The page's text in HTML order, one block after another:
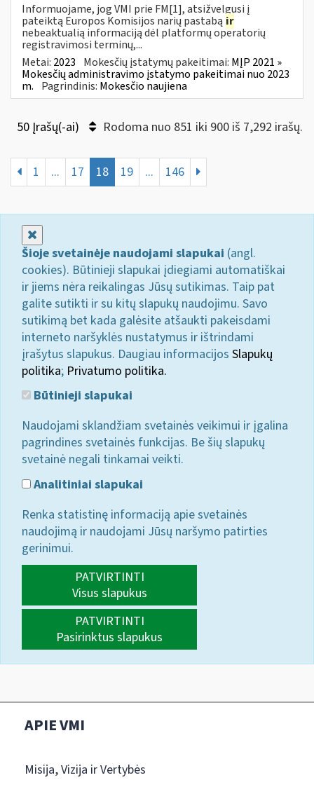
Informuojame, jog VMI prie FM[1], atsižvelgusi į
pateiktą Europos Komisijos narių pastabą ir
nebeaktualią informaciją dėl platformų operatorių
registravimosi terminų,...
Metai: 2023 Mokesčių įstatymų pakeitimai: MĮP 2021 »
Mokesčių administravimo įstatymo pakeitimai nuo 2023
m. Pagrindinis: Mokesčio naujiena
50 Įrašų(-ai) Rodoma nuo 851 iki 900 iš 7,292 irašų.
1 ... 17 18 19 ... 146
Šioje svetainėje naudojami slapukai (angl.
cookies). Būtinieji slapukai įdiegiami automatiškai
ir jiems nėra reikalingas Jūsų sutikimas. Taip pat
galite sutikti ir su kitų slapukų naudojimu. Savo
sutikimą bet kada galėsite atšaukti pakeisdami
interneto naršyklės nustatymus ir ištrindami
įrašytus slapukus. Daugiau informacijos Slapukų
politika; Privatumo politika.
Būtinieji slapukai
Naudojami sklandžiam svetainės veikimui ir įgalina
pagrindines svetainės funkcijas. Be šių slapukų
svetainė negali tinkamai veikti.
Analitiniai slapukai
Renka statistinę informaciją apie svetainės
naudojimą ir naudojami Jūsų naršymo patirties
gerinimui.
PATVIRTINTI
Visus slapukus
PATVIRTINTI
Pasirinktus slapukus
APIE VMI
Misija, Vizija ir Vertybės